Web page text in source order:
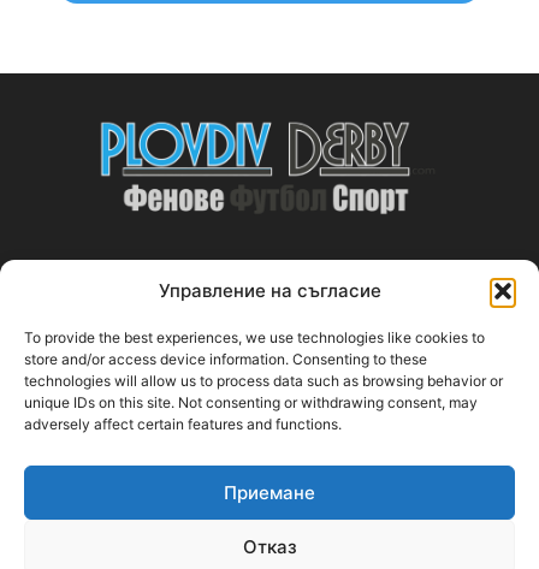
Управление на съгласие
To provide the best experiences, we use technologies like cookies to
store and/or access device information. Consenting to these
technologies will allow us to process data such as browsing behavior or
unique IDs on this site. Not consenting or withdrawing consent, may
adversely affect certain features and functions.
Приемане
Отказ
ABOUT US
PlovdivDerby.com е първата пловдивска изцяло футболна
медия!
Свържи се с нас:plovdivderby.com@gmail.com
FOLLOW US